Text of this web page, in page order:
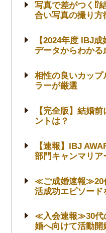
写真で差がつく⁉
合い写真の撮り方
【2024年度 IBJ
データからわかる
相性の良いカッ
ラーが厳選
【完全版】結婚
ントは？
【速報】IBJ
部門キャンマリア
≪ご成婚速報≫20
活成功エピソード
≪入会速報≫30代
婚へ向けて活動開